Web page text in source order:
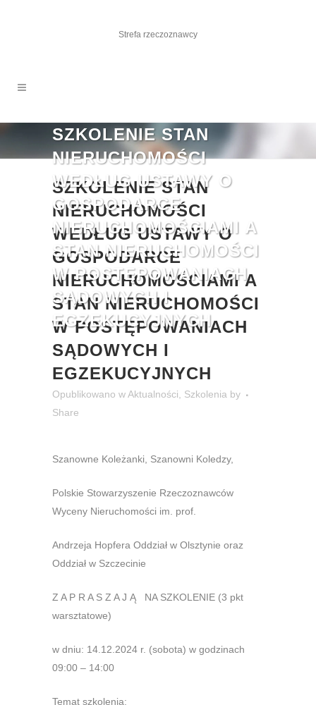
Strefa rzeczoznawcy
SZKOLENIE STAN
NIERUCHOMOŚCI
WEDŁUG USTAWY O
GOSPODARCE
NIERUCHOMOŚCIAMI A
STAN NIERUCHOMOŚCI
W POSTĘPOWANIACH
SĄDOWYCH I
EGZEKUCYJNYCH
SZKOLENIE STAN
NIERUCHOMOŚCI
WEDŁUG USTAWY O
GOSPODARCE
NIERUCHOMOŚCIAMI A
STAN NIERUCHOMOŚCI
W POSTĘPOWANIACH
SĄDOWYCH I
EGZEKUCYJNYCH
Opublikowano wAktualności, Szkolenia by
Share
Szanowne Koleżanki, Szanowni Koledzy,
Polskie Stowarzyszenie Rzeczoznawców
Wyceny Nieruchomości im. prof.
Andrzeja Hopfera Oddział w Olsztynie oraz
Oddział w Szczecinie
Z A P R A S Z A J Ą NA SZKOLENIE (3 pkt
warsztatowe)
w dniu: 14.12.2024 r. (sobota) w godzinach
09:00 – 14:00
Temat szkolenia: